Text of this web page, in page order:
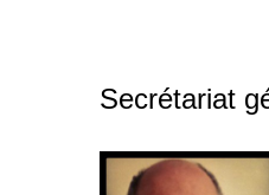
Secrétariat